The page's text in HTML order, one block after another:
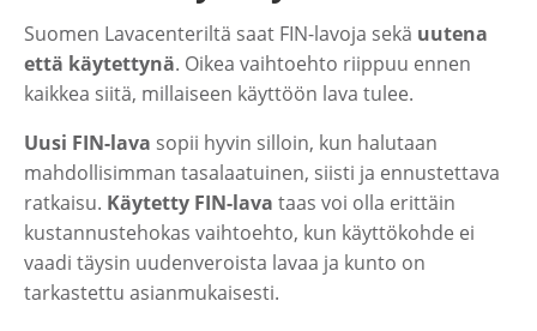
Suomen Lavacenteriltä saat FIN-lavoja sekä uutena
että käytettynä. Oikea vaihtoehto riippuu ennen
kaikkea siitä, millaiseen käyttöön lava tulee.
Uusi FIN-lava sopii hyvin silloin, kun halutaan
mahdollisimman tasalaatuinen, siisti ja ennustettava
ratkaisu. Käytetty FIN-lava taas voi olla erittäin
kustannustehokas vaihtoehto, kun käyttökohde ei
vaadi täysin uudenveroista lavaa ja kunto on
tarkastettu asianmukaisesti.